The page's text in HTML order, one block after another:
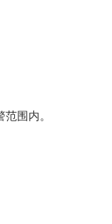
范围内。